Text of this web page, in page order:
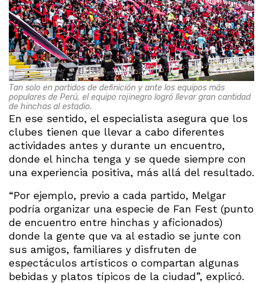
Tan solo en partidos de definición y ante los equipos más
populares de Perú, el equipo rojinegro logró llevar gran cantidad
de hinchas al estadio.
En ese sentido, el especialista asegura que los
clubes tienen que llevar a cabo diferentes
actividades antes y durante un encuentro,
donde el hincha tenga y se quede siempre con
una experiencia positiva, más allá del resultado.
“Por ejemplo, previo a cada partido, Melgar
podría organizar una especie de Fan Fest (punto
de encuentro entre hinchas y aficionados)
donde la gente que va al estadio se junte con
sus amigos, familiares y disfruten de
espectáculos artísticos o compartan algunas
bebidas y platos típicos de la ciudad”, explicó.